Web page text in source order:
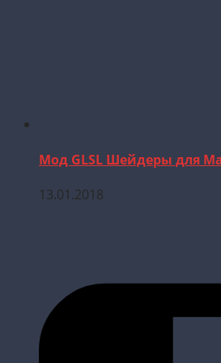
Мод GLSL Шейдеры для
13.01.2018